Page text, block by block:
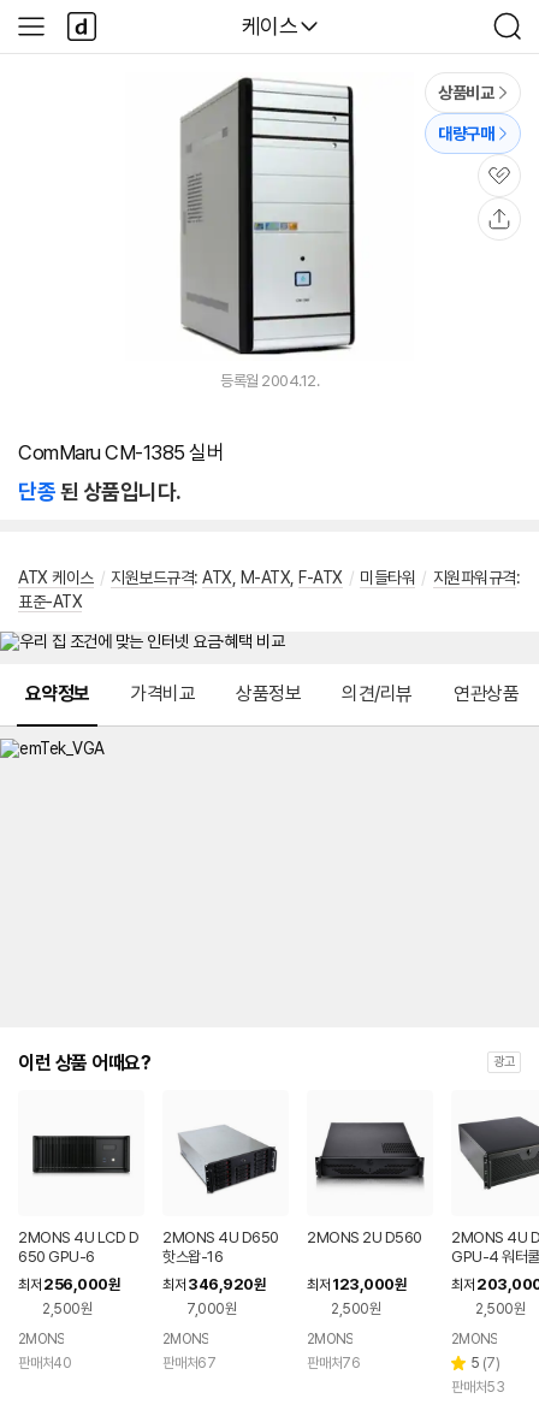
다나와
케이스
검
색
사
이
다
나
와
상품비교
대량구매
관
심
등록월 2004.12.
ComMaru CM-1385 실버
단종된 상품입니다.
ATX 케이스 / 지원보드규격: ATX M-ATX F-ATX / 미들타워 / 지원파워규격:
표준-ATX
요약정보 가격비교 상품정보 의견/리뷰 연관상품
이런 상품 어때요? 광고
2MONS 4U LCD D
650 GPU-6
최저 256,000원
2,500원
2MONS
판매처40
2MONS 4U D650
핫스왑-16
최저 346,920원
7,000원
2MONS
판매처67
2MONS 2U D560
최저 123,000원
2,500원
2MONS
판매처76
2MONS 4U
GPU-4 워터쿨
최저
2,500원
2MONS
별
점
5 리
뷰
(7)
판매처53